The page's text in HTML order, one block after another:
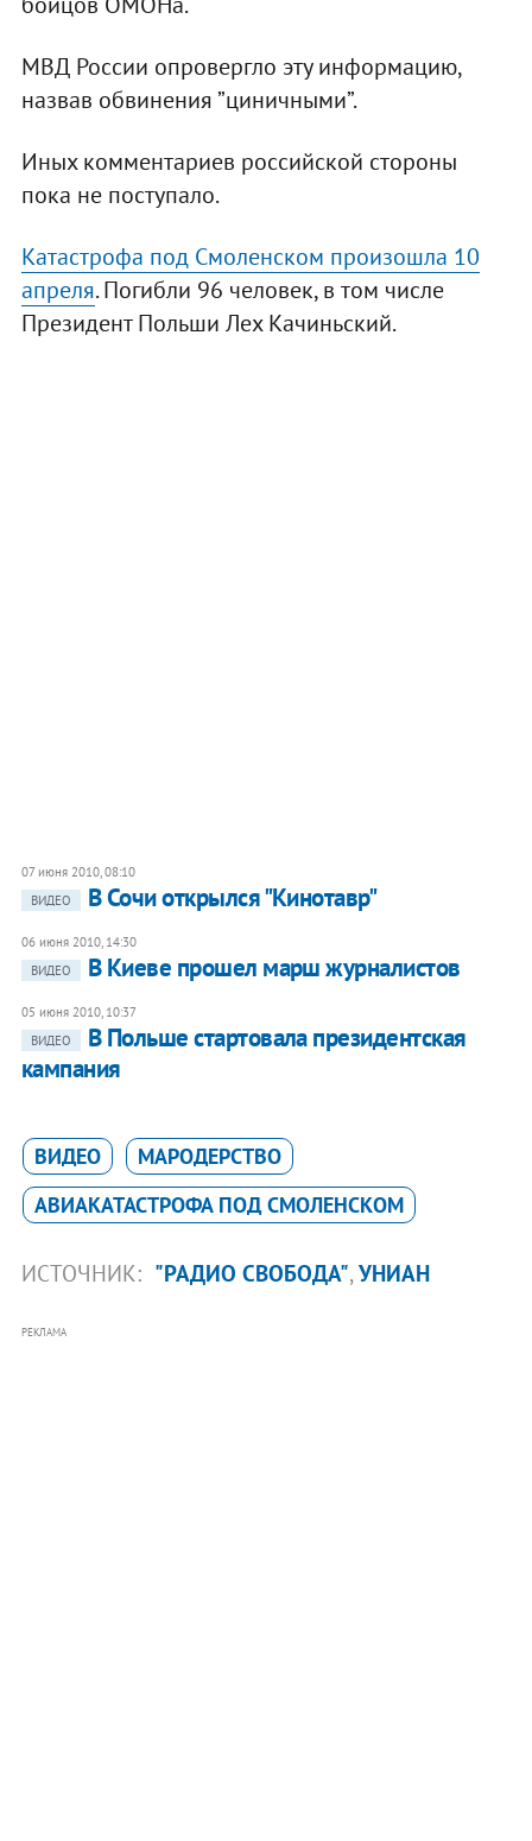
МВД России опровергло эту информацию,
назвав обвинения ”циничными”.
Иных комментариев российской стороны
пока не поступало.
Катастрофа под Смоленском произошла 10
апреля. Погибли 96 человек, в том числе
Президент Польши Лех Качиньский.
07 июня 2010, 08:10
ВИДЕО
В Сочи открылся "Кинотавр"
06 июня 2010, 14:30
ВИДЕО
В Киеве прошел марш журналистов
05 июня 2010, 10:37
ВИДЕО
В Польше стартовала президентская
кампания
ВИДЕО
МАРОДЕРСТВО
АВИАКАТАСТРОФА ПОД СМОЛЕНСКОМ
ИСТОЧНИК: "РАДИО СВОБОДА", УНИАН
РЕКЛАМА